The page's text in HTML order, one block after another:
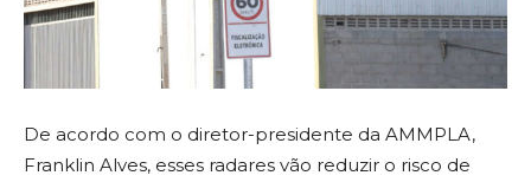
De acordo com o diretor-presidente da AMMPLA,
Franklin Alves, esses radares vão reduzir o risco de